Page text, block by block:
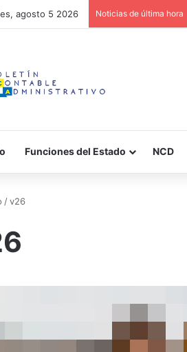
agosto 5 2026 Noticias de última hora
Funciones del Estado NCD
/v26